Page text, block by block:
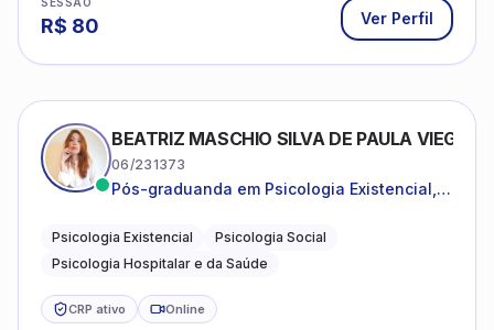
SESSÃO
R$ 80 Ver Perfil
BEATRIZ MASCHIO SILVA DE PAULA VIEGAS
06/231373
Pós-graduanda em Psicologia Existencial,
da Saúde.
Psicologia Existencial
Psicologia Social
Psicologia Hospitalar e da Saúde
CRP ativo Online